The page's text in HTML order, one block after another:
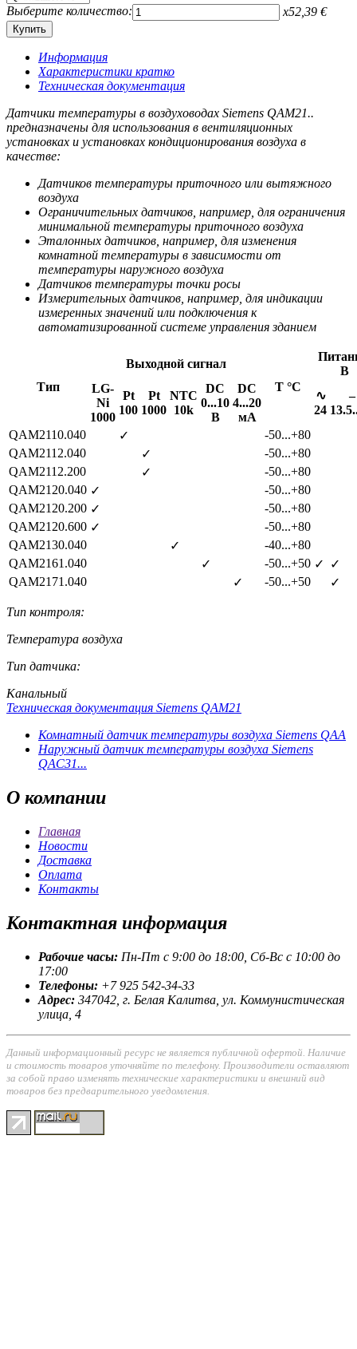
Выберите количество: x52,39 €
Информация
Характеристики кратко
Техническая документация
Датчики температуры в воздуховодах Siemens QAM21..
предназначены для использования в вентиляционных
установках и установках кондиционирования воздуха в
качестве:
Датчиков температуры приточного или вытяжного
воздуха
Ограничительных датчиков, например, для ограничения
минимальной температуры приточного воздуха
Эталонных датчиков, например, для изменения
комнатной температуры в зависимости от
температуры наружного воздуха
Датчиков температуры точки росы
Измерительных датчиков, например, для индикации
измеренных значений или подключения к
автоматизированной системе управления зданием
Тип
Выходной сигнал
Т °C
В
LG-
Ni
1000
Pt
100
Pt
1000
NTC
10k
DC
0...10
В
DC
4...20
мА
∿
24
–
QAM2110.040
✓
-50...+80
QAM2112.040
✓
-50...+80
QAM2112.200
✓
-50...+80
QAM2120.040 ✓
-50...+80
QAM2120.200 ✓
-50...+80
QAM2120.600 ✓
-50...+80
QAM2130.040
✓
-40...+80
QAM2161.040
✓ -50...+50 ✓
✓
QAM2171.040
✓ -50...+50 ✓
Тип контроля:
Температура воздуха
Тип датчика:
Канальный
Техническая документация Siemens QAM21
Комнатный датчик температуры воздуха Siemens QAA
Наружный датчик температуры воздуха Siemens
QAC31...
О компании
Главная
Новости
Доставка
Оплата
Контакты
Контактная информация
Рабочие часы: Пн-Пт с 9:00 до 18:00, Сб-Вс с 10:00 до
17:00
Телефоны: +7 925 542-34-33
Адрес: 347042, г. Белая Калитва, ул. Коммунистическая
улица, 4
Данный информационный ресурс не является публичной офертой. Наличие
и стоимость товаров уточняйте по телефону. Производители оставляют
за собой право изменять технические характеристики и внешний вид
товаров без предварительного уведомления.